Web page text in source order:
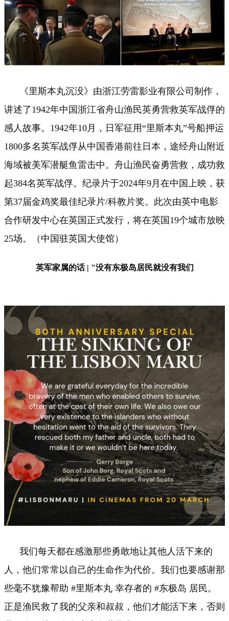
《里斯本丸沉没》由浙江劳雷影业有限公司制作，
讲述了1942年中国浙江省舟山渔民英勇营救英军战俘的
感人故事。1942年10月，日军征用“里斯本丸”号船押运
1800多名英军战俘从中国香港前往日本，途经舟山附近
海域被美军潜艇鱼雷击中。舟山渔民奋勇营救，成功救
起384名英军战俘。纪录片于2024年9月在中国上映，获
第37届金鸡奖最佳纪录片/科教片奖。此次由英中电影
合作研发中心在英国正式发行，将在英国19个城市放映
25场。（中国驻英国大使馆）
英军家属的话 | "没有东极岛居民就没有我们
我们每天都在感激那些勇敢地让其他人活下来的
人，他们常常以自己的生命作为代价。我们也要感谢那
些毫不犹豫帮助 #里斯本丸 幸存者的 #东极岛 居民。
正是渔民救了我的父亲和叔叔，他们才能活下来，否则